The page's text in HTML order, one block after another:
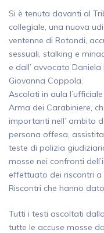
Si è tenuta davanti al
collegiale, una nuova
ventenne di Rotondi,
sessuali, stalking e
e dall’ avvocato
Giovanna Coppola.
Ascolati in aula
Arma dei Carabiniere,
importanti nell’ ambito
persona offesa,
teste di polizia
mosse nei confronti
effettuato dei riscontri
Riscontri che hanno
Tutti i testi ascoltati
tutte le accuse mosse